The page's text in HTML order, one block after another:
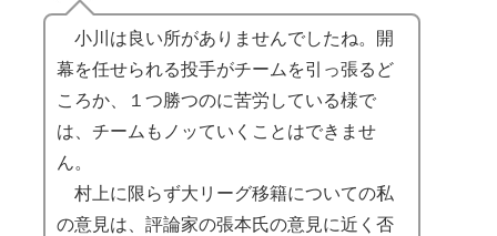
小川は良い所がありませんでしたね。開
幕を任せられる投手がチームを引っ張るど
ころか、１つ勝つのに苦労している様で
は、チームもノッていくことはできませ
ん。
村上に限らず大リーグ移籍についての私
の意見は、評論家の張本氏の意見に近く否